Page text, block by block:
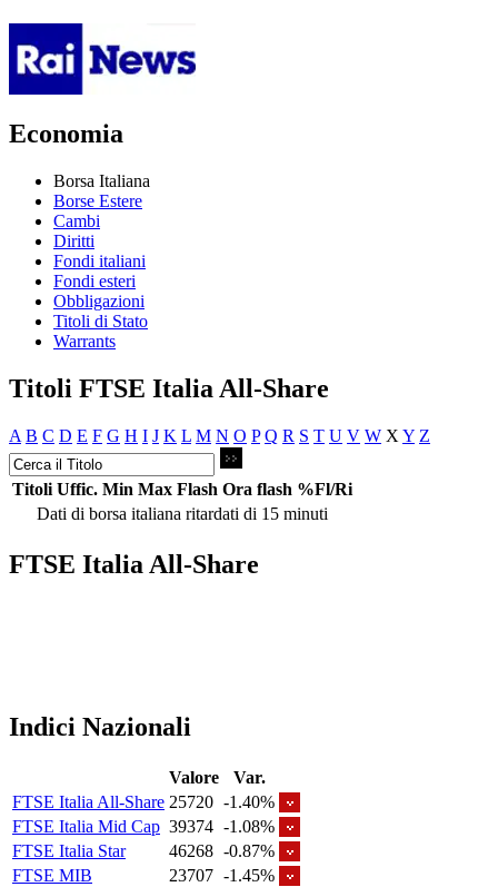
Economia
Borsa Italiana
Borse Estere
Cambi
Diritti
Fondi italiani
Fondi esteri
Obbligazioni
Titoli di Stato
Warrants
Titoli FTSE Italia All-Share
A B C D E F G H I J K L M N O P Q R S T U V W X Y Z
Titoli Uffic. Min Max Flash Ora flash %Fl/Ri
Dati di borsa italiana ritardati di 15 minuti
FTSE Italia All-Share
Indici Nazionali
Valore
Var.
FTSE Italia All-Share 25720 -1.40%
FTSE Italia Mid Cap 39374 -1.08%
FTSE Italia Star
46268 -0.87%
FTSE MIB
23707 -1.45%